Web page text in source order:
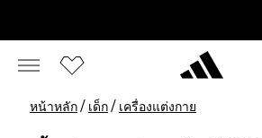
หน้าหลัก / เด็ก / เครื่องแต่งกาย